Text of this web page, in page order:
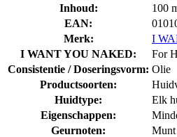
Inhoud:
100
EAN:
Merk:
I
I WANT YOU NAKED:
For
Consistentie / Doseringsvorm: Olie
Productsoorten:
Huidtype:
Elk
Eigenschappen:
Geurnoten:
Munt